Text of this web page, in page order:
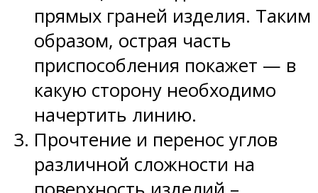
прямых граней изделия. Таким
образом, острая часть
приспособления покажет — в
какую сторону необходимо
начертить линию.
Прочтение и перенос углов
различной сложности на